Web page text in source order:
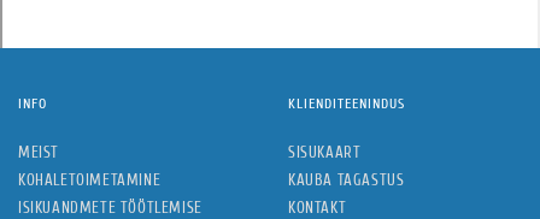
INFO
MEIST
KOHALETOIMETAMINE
ISIKUANDMETE TÖÖTLEMISE
KLIENDITEENINDUS
SISUKAART
KAUBA TAGASTUS
KONTAKT